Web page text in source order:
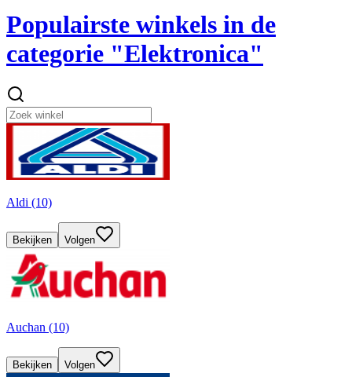
Populairste winkels in de
categorie "Elektronica"
Aldi (10)
Bekijken Volgen
Auchan (10)
Bekijken Volgen